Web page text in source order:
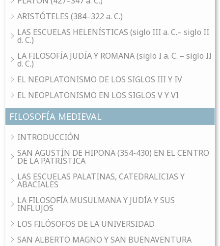
ARISTÓTELES (384–322 a. C.)
LAS ESCUELAS HELENÍSTICAS (siglo III a. C.– siglo II
d. C.)
LA FILOSOFÍA JUDÍA Y ROMANA (siglo I a. C. – siglo II
d. C.)
EL NEOPLATONISMO DE LOS SIGLOS III Y IV
EL NEOPLATONISMO EN LOS SIGLOS V Y VI
FILOSOFÍA MEDIEVAL
INTRODUCCIÓN
SAN AGUSTÍN DE HIPONA (354-430) EN EL CENTRO
DE LA PATRÍSTICA
LAS ESCUELAS PALATINAS, CATEDRALICIAS Y
ABACIALES
LA FILOSOFÍA MUSULMANA Y JUDÍA Y SUS
INFLUJOS
LOS FILÓSOFOS DE LA UNIVERSIDAD
SAN ALBERTO MAGNO Y SAN BUENAVENTURA